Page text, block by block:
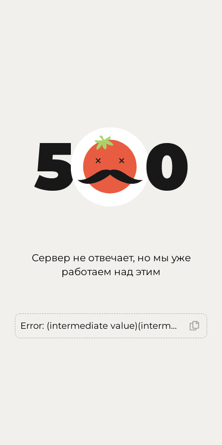
Сервер не отвечает, но мы уже
работаем над этим
Error: (intermediate value)(intermediate value)(intermediate value).replaceAll is not a function